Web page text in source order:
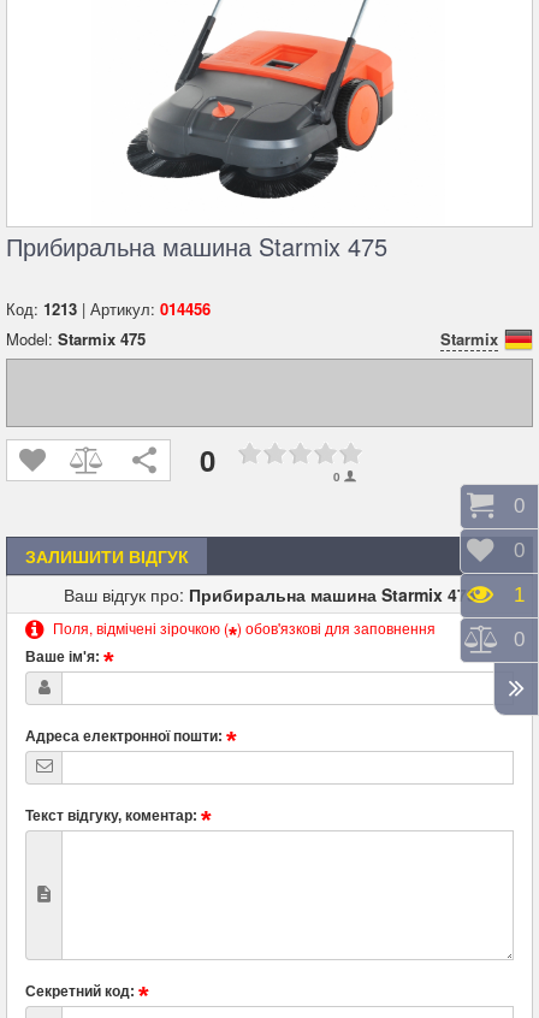
Прибиральна машина Starmix 475
Код: 1213 | Артикул: 014456
Model: Starmix 475 Starmix
0 0
ЗАЛИШИТИ ВІДГУК
Ваш відгук про: Прибиральна машина Starmix 475
Поля, відмічені зірочкою (*) обов'язкові для заповнення
Ваше ім'я:
Адреса електронної пошти:
Текст відгуку, коментар:
Секретний код:
0
0
1
0